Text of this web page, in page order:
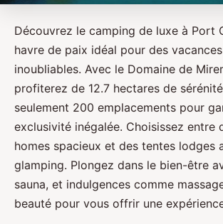
Découvrez le camping de luxe à Port
havre de paix idéal pour des
inoubliables. Avec le Domaine de
profiterez de 12.7 hectares de
seulement 200 emplacements pour
exclusivité inégalée. Choisissez entre
homes spacieux et des tentes lodges
glamping. Plongez dans le bien-être
sauna, et indulgences comme
beauté pour vous offrir une